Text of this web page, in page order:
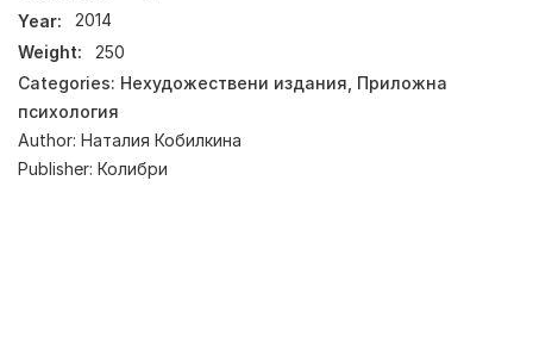
Year:
2014
Weight:
250
Categories: Нехудожествени издания Приложна
психология
Author: Наталия Кобилкина
Publisher: Колибри